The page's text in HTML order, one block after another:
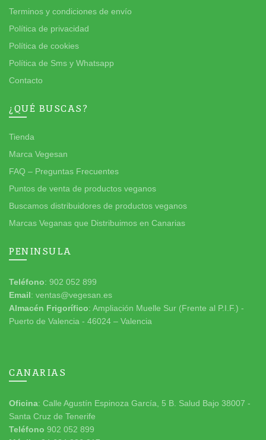
Terminos y condiciones de envío
Política de privacidad
Política de cookies
Política de Sms y Whatsapp
Contacto
¿QUÉ BUSCAS?
Tienda
Marca Vegesan
FAQ – Preguntas Frecuentes
Puntos de venta de productos veganos
Buscamos distribuidores de productos veganos
Marcas Veganas que Distribuimos en Canarias
PENINSULA
Teléfono: 902 052 899
Email: ventas@vegesan.es
Almacén Frigorífico: Ampliación Muelle Sur (Frente al P.I.F.) -
Puerto de Valencia - 46024 – Valencia
CANARIAS
Oficina: Calle Agustín Espinoza García, 5 B. Salud Bajo 38007 -
Santa Cruz de Tenerife
Teléfono 902 052 899